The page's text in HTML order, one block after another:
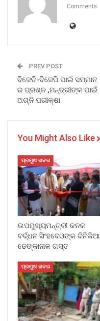
Comments
PREV POST
ବିଜେଡି-ବିଜେପି ପାଇଁ ସମ୍ମାନ
ର ପ୍ରଶ୍ନ ,ମନ୍ତ୍ରୀଙ୍କ ପାଇଁ
ଅଗ୍ନି ପରୀକ୍ଷା
You Might Also Like
ପ୍ରମୁଖ ଖବର
ଉପମୁଖ୍ୟମନ୍ତ୍ରୀ କନକ
ବର୍ଦ୍ଧନ ସିଂହଦେଓଙ୍କ ଦିନିକିଆ
ଢେଙ୍କାନାଳ ଗସ୍ତ
ପ୍ରମୁଖ ଖବର